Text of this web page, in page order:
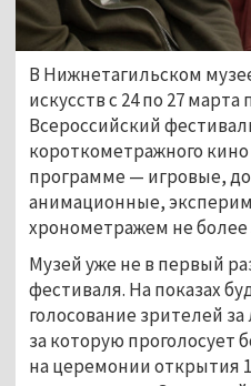
В Нижнетагильском
искусств с 24 по 27
Всероссийский
короткометражного кино
программе — игровые,
анимационные,
хронометражем не более
Музей уже не в первый
фестиваля. На показах
голосование зрителей
за которую проголосует
на церемонии открытия